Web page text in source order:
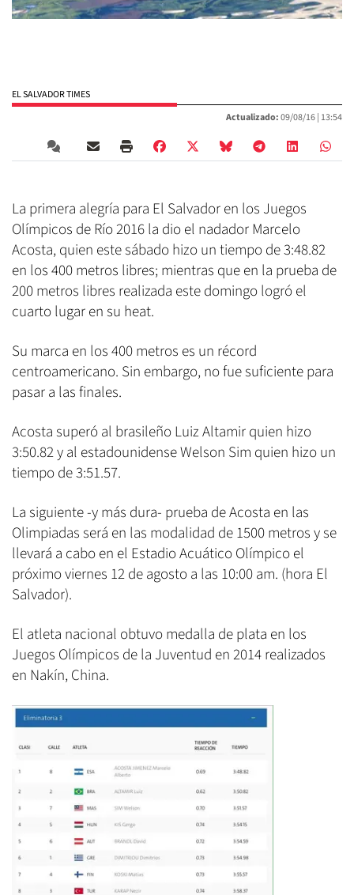
EL SALVADOR TIMES
Actualizado:09/08/16 | 13:54
La primera alegría para El Salvador en los Juegos
Olímpicos de Río 2016 la dio el nadador Marcelo
Acosta, quien este sábado hizo un tiempo de 3:48.82
en los 400 metros libres; mientras que en la prueba de
200 metros libres realizada este domingo logró el
cuarto lugar en su heat.
Su marca en los 400 metros es un récord
centroamericano. Sin embargo, no fue suficiente para
pasar a las finales.
Acosta superó al brasileño Luiz Altamir quien hizo
3:50.82 y al estadounidense Welson Sim quien hizo un
tiempo de 3:51.57.
La siguiente -y más dura- prueba de Acosta en las
Olimpiadas será en las modalidad de 1500 metros y se
llevará a cabo en el Estadio Acuático Olímpico el
próximo viernes 12 de agosto a las 10:00 am. (hora El
Salvador).
El atleta nacional obtuvo medalla de plata en los
Juegos Olímpicos de la Juventud en 2014 realizados
en Nakín, China.